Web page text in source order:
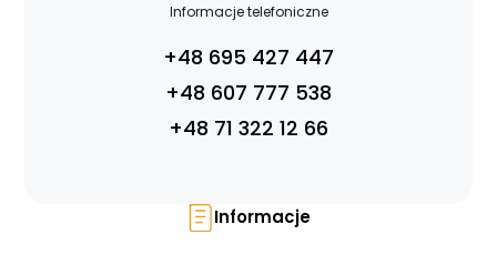
Informacje telefoniczne
+48 695 427 447
+48 607 777 538
+48 71 322 12 66
Informacje